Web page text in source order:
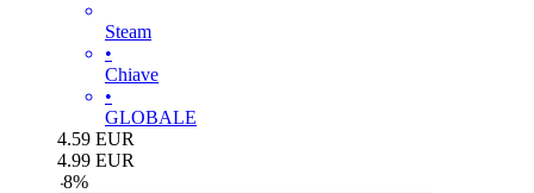
Steam
•
Chiave
•
GLOBALE
4.59 EUR
4.99 EUR
-8%